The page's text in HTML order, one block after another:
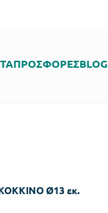
ΠΡΟΣΦΟΡΕΣBLOG
Ø13 εκ.